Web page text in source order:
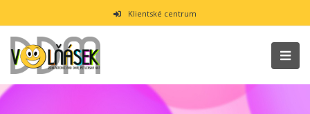
Klientské centrum